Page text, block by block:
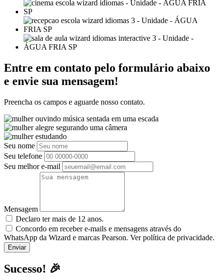
Entre em contato pelo formulário abaixo
e envie sua mensagem!
Preencha os campos e aguarde nosso contato.
Seu nome
Seu telefone
Seu melhor e-mail
Mensagem
Declaro ter mais de 12 anos.
Concordo em receber e-mails e mensagens através do
WhatsApp da Wizard e marcas Pearson. Ver política de privacidade.
Sucesso! 🎉